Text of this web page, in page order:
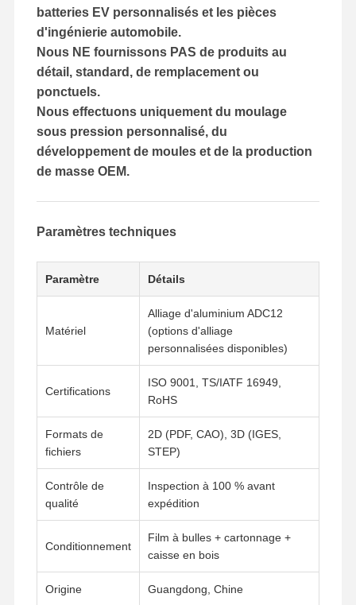
Accueil Produits Vidéos
À Propos De
Contrôle
Qualité
Contactez-
Nous
Nouvelles
Les Affaires
Causez
Casting de dépérisation en aluminium
Pièces d'usinage CNC
fabrication de pièces automobiles
batteries EV personnalisés et les pièces
d'ingénierie automobile.
Nous NE fournissons PAS de produits au
détail, standard, de remplacement ou
ponctuels.
Nous effectuons uniquement du moulage
sous pression personnalisé, du
développement de moules et de la production
de masse OEM.
Paramètres techniques
Paramètre Détails
Matériel
Alliage d'aluminium ADC12
(options d'alliage
personnalisées disponibles)
Certifications
ISO 9001, TS/IATF 16949,
RoHS
Formats de
fichiers
2D (PDF, CAO), 3D (IGES,
STEP)
Contrôle de
qualité
Inspection à 100 % avant
expédition
Conditionnement
Film à bulles + cartonnage +
caisse en bois
Origine Guangdong, Chine